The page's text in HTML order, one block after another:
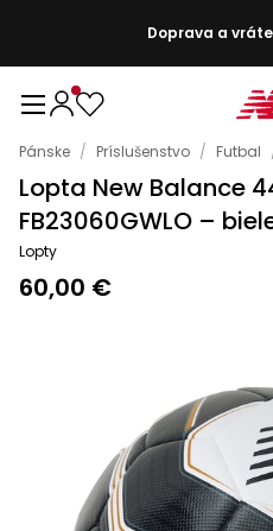
Doprava a
Pánske / Príslušenstvo / Futbal
Lopta New Balance
FB23060GWLO –
Lopty
60,00 €